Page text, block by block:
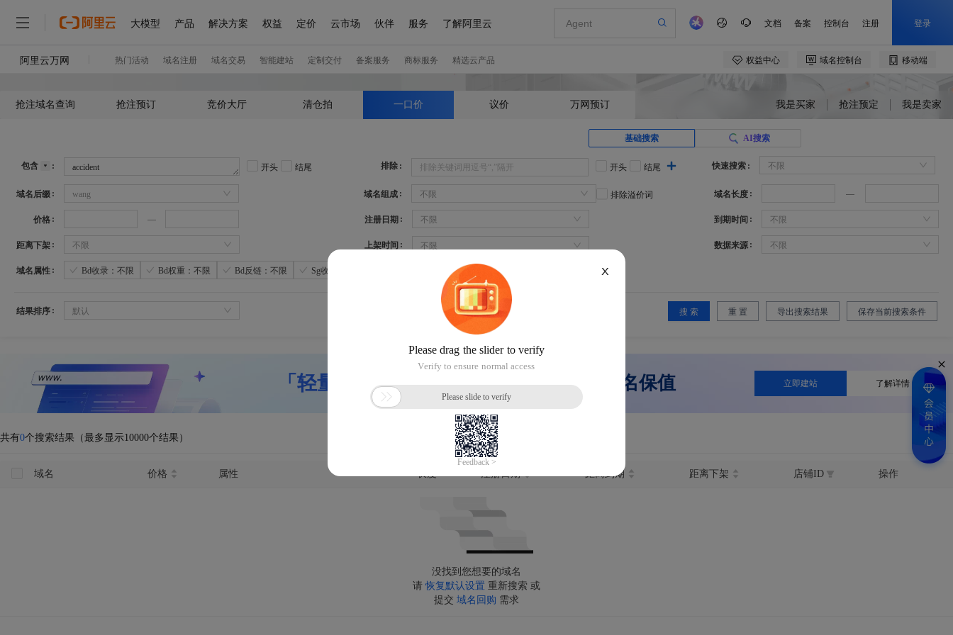
抢注域名查询 抢注预订 竞价大厅 清仓拍 一口价 议价 万网预订 我是买家 抢注预定 我是卖家
基础搜索 AI搜索
包含 开头 结尾 排除 开头 结尾 快速搜索 不限
域名后缀 wang 域名组成 不限 排除溢价词 域名长度
价格 注册日期 不限 到期时间 不限
距离下架 不限 上架时间 不限 数据来源 不限
域名属性 Bd收录：不限 Bd权重：不限 Bd反链：不限 Sg收录：不限 360权重：不限
结果排序 默认 搜 索 重 置 导出搜索结果 保存当前搜索条件
「轻量网站搭建」 快速重启网站，帮您域名保值 立即建站 了解详情
共有0个搜索结果（最多显示10000个结果）
域名 价格 属性 距离到期 距离下架 店铺ID 操作
没找到您想要的域名
请 恢复默认设置 重新搜索 或
提交 域名回购 需求
X